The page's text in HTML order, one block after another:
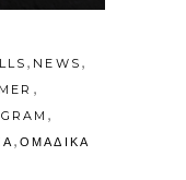
, NEWS ,
,
,
, ΟΜΑΔΙΚΑ